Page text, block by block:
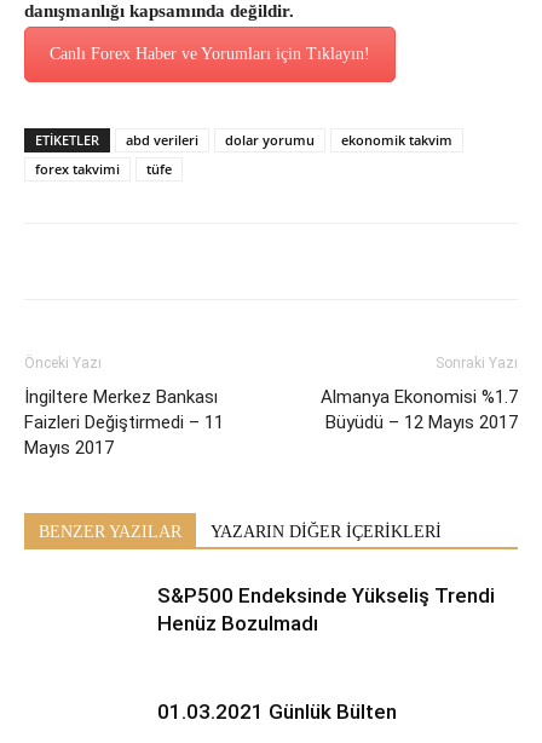
danışmanlığı kapsamında değildir.
Canlı Forex Haber ve Yorumları için Tıklayın!
ETİKETLER abd verileri dolar yorumu
ekonomik takvim
forex takvimi
tüfe
Önceki Yazı
İngiltere Merkez Bankası
Faizleri Değiştirmedi – 11
Mayıs 2017
Sonraki Yazı
Almanya Ekonomisi %1.7
Büyüdü – 12 Mayıs 2017
BENZER YAZILAR YAZARIN DİĞER İÇERİKLERİ
S&P500 Endeksinde Yükseliş Trendi
Henüz Bozulmadı
01.03.2021 Günlük Bülten